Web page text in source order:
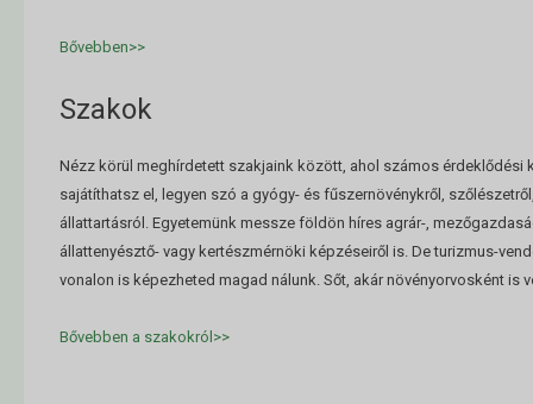
Bővebben>>
Szakok
Nézz körül meghírdetett szakjaink között, ahol számos érdeklődési
sajátíthatsz el, legyen szó a gyógy- és fűszernövénykről,
állattartásról. Egyetemünk messze földön híres agrár-,
állattenyésztő- vagy kertészmérnöki képzéseiről is. De turizmus-
vonalon is képezheted magad nálunk. Sőt, akár növényorvosként is
Bővebben a szakokról>>